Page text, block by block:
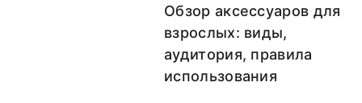
Обзор аксессуаров для
взрослых: виды,
аудитория, правила
использования